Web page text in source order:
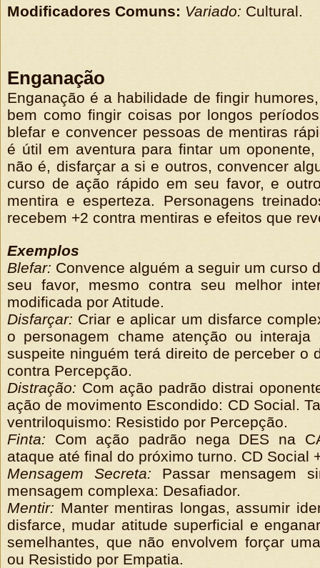
Modificadores Comuns: Variado: Cultural.
Enganação
Enganação é a habilidade de fingir
bem como fingir coisas por longos
blefar e convencer pessoas de mentiras
é útil em aventura para fintar um
não é, disfarçar a si e outros, convencer
curso de ação rápido em seu favor, e
mentira e esperteza. Personagens
recebem +2 contra mentiras e efeitos que
Exemplos
Blefar: Convence alguém a seguir um curso
seu favor, mesmo contra seu melhor
modificada por Atitude.
Disfarçar: Criar e aplicar um disfarce
o personagem chame atenção ou interaja
suspeite ninguém terá direito de perceber o
contra Percepção.
Distração: Com ação padrão distrai
ação de movimento Escondido: CD Social.
ventriloquismo: Resistido por Percepção.
Finta: Com ação padrão nega DES na
ataque até final do próximo turno. CD Social
Mensagem Secreta: Passar mensagem
mensagem complexa: Desafiador.
Mentir: Manter mentiras longas, assumir
disfarce, mudar atitude superficial e
semelhantes, que não envolvem forçar
ou Resistido por Empatia.